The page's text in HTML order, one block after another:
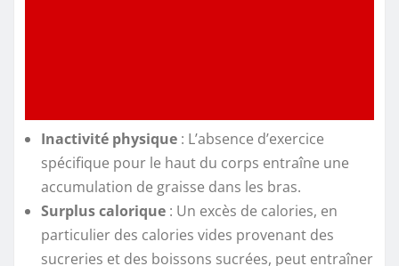
Inactivité physique : L’absence d’exercice
spécifique pour le haut du corps entraîne une
accumulation de graisse dans les bras.
Surplus calorique : Un excès de calories, en
particulier des calories vides provenant des
sucreries et des boissons sucrées, peut entraîner